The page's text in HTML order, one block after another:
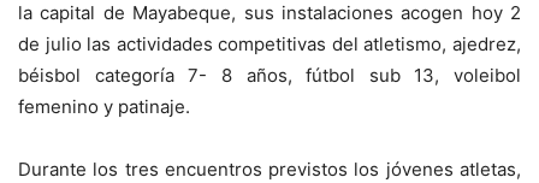
la capital de Mayabeque, sus instalaciones acogen hoy 2
de julio las actividades competitivas del atletismo, ajedrez,
béisbol categoría 7- 8 años, fútbol sub 13, voleibol
femenino y patinaje.
Durante los tres encuentros previstos los jóvenes atletas,